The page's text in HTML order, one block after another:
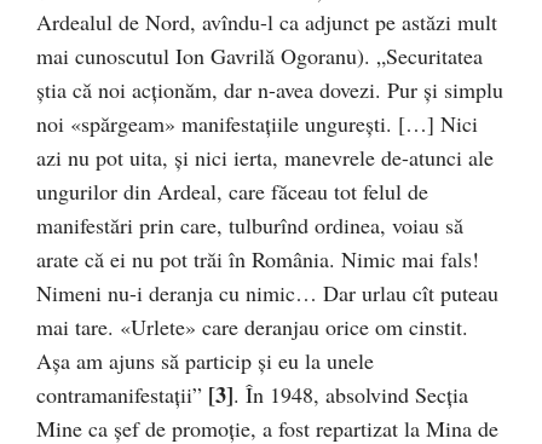
Ardealul de Nord, avîndu-l ca adjunct pe astăzi mult
mai cunoscutul Ion Gavrilă Ogoranu). „Securitatea
ştia că noi acţionăm, dar n-avea do­vezi. Pur şi simplu
noi «spărgeam» manifestaţiile ungu­reşti. […] Nici
azi nu pot uita, şi nici ierta, mane­vrele de-atunci ale
ungurilor din Ardeal, care făceau tot felul de
manifestări prin care, tulburînd ordinea, voiau să
arate că ei nu pot trăi în România. Nimic mai fals!
Ni­meni nu-i deranja cu nimic… Dar urlau cît puteau
mai tare. «Urlete» care deranjau orice om cinstit.
Aşa am ajuns să particip şi eu la unele
contramanifestaţii” [3]. În 1948, absolvind Secţia
Mine ca şef de promoţie, a fost repartizat la Mina de